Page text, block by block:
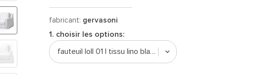
fabricant: gervasoni
1. choisir les options:
fauteuil loll 01 | tissu lino blanc